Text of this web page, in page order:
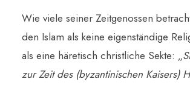
Wie viele seiner Zeitgenossen
den Islam als keine eigenständige
als eine häretisch christliche Sekte: „
zur Zeit des (byzantinischen Kaisers)